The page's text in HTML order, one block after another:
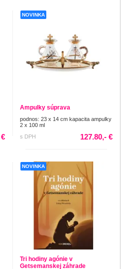
NOVINKA
Ampulky súprava
podnos: 23 x 14 cm kapacita ampulky
2 x 100 ml
s DPH
127.80,- €
NOVINKA
Tri hodiny agónie v
Getsemanskej záhrade